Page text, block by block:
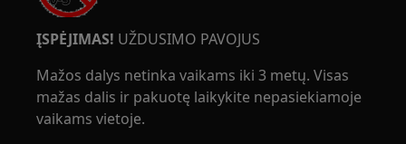
ĮSPĖJIMAS! UŽDUSIMO PAVOJUS
Mažos dalys netinka vaikams iki 3 metų. Visas
mažas dalis ir pakuotę laikykite nepasiekiamoje
vaikams vietoje.